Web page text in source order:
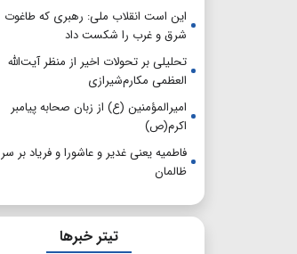
این است انقلاب ملی: رهبری که طاغوت
شرق و غرب را شکست داد
تحلیلی بر تحولات اخیر از منظر آیت‌الله
العظمی مکارم‌شیرازی
امیرالمؤمنین (ع) از زبان صحابه پیامبر
اکرم(ص)
فاطمیه یعنی غدیر و عاشورا و فریاد بر سر
ظالمان
تیتر خبرها